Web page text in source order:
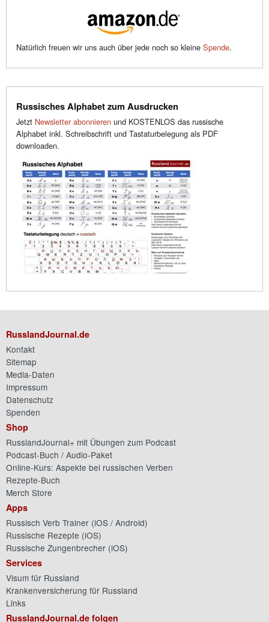
Natürlich freuen wir uns auch über jede noch so kleine Spende.
Russisches Alphabet zum Ausdrucken
Jetzt Newsletter abonnieren und KOSTENLOS das russische
Alphabet inkl. Schreibschrift und Tastaturbelegung als PDF
downloaden.
RusslandJournal.de
Kontakt
Sitemap
Media-Daten
Impressum
Datenschutz
Spenden
Shop
RusslandJournal+ mit Übungen zum Podcast
Podcast-Buch / Audio-Paket
Online-Kurs: Aspekte bei russischen Verben
Rezepte-Buch
Merch Store
Apps
Russisch Verb Trainer (iOS / Android)
Russische Rezepte (iOS)
Russische Zungenbrecher (iOS)
Services
Visum für Russland
Krankenversicherung für Russland
Links
RusslandJournal.de folgen